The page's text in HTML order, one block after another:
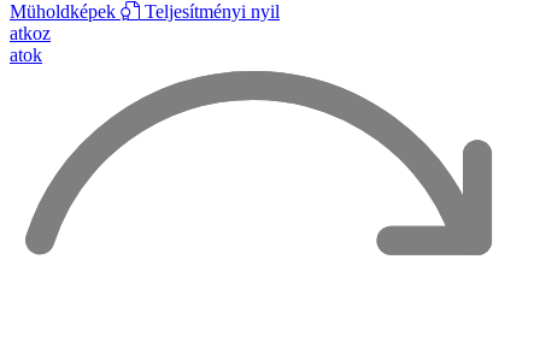
Müholdképek
Teljesítményi nyil
atkoz
atok